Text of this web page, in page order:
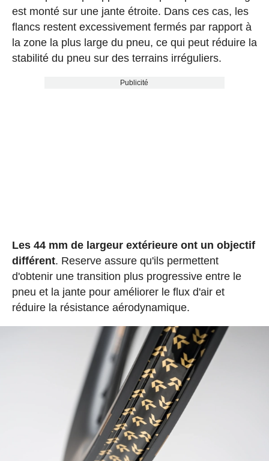
est monté sur une jante étroite. Dans ces cas, les
flancs restent excessivement fermés par rapport à
la zone la plus large du pneu, ce qui peut réduire la
stabilité du pneu sur des terrains irréguliers.
Publicité
Les 44 mm de largeur extérieure ont un objectif
différent. Reserve assure qu'ils permettent
d'obtenir une transition plus progressive entre le
pneu et la jante pour améliorer le flux d'air et
réduire la résistance aérodynamique.